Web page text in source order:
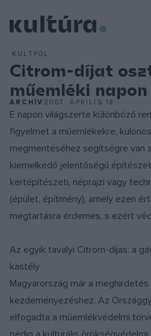
KULTPOL
Citrom-díjat
műemléki napon
ARCHÍV2007. ÁPRILIS 18.
E napon világszerte különböző
figyelmet a műemlékekre,
megmentéséhez segítségre van
kiemelkedő jelentőségű
kertépítészeti, néprajzi vagy
(épület, építmény), amely ezen
megtartásra érdemes, s ezért
Az egyik tavalyi Citrom-díjas: a
kastély
Magyarország már a
kezdeményezéshez. Az
elfogadta a műemlékvédelmi